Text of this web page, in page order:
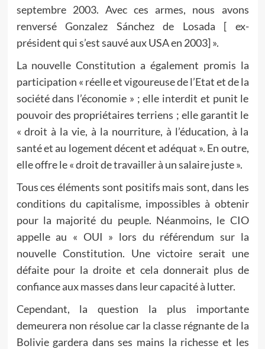
septembre 2003. Avec ces armes, nous avons
renversé Gonzalez Sánchez de Losada [ ex-
président qui s’est sauvé aux USA en 2003] ».
La nouvelle Constitution a également promis la
participation « réelle et vigoureuse de l’Etat et de la
société dans l’économie » ; elle interdit et punit le
pouvoir des propriétaires terriens ; elle garantit le
« droit à la vie, à la nourriture, à l’éducation, à la
santé et au logement décent et adéquat ». En outre,
elle offre le « droit de travailler à un salaire juste ».
Tous ces éléments sont positifs mais sont, dans les
conditions du capitalisme, impossibles à obtenir
pour la majorité du peuple. Néanmoins, le CIO
appelle au « OUI » lors du référendum sur la
nouvelle Constitution. Une victoire serait une
défaite pour la droite et cela donnerait plus de
confiance aux masses dans leur capacité à lutter.
Cependant, la question la plus importante
demeurera non résolue car la classe régnante de la
Bolivie gardera dans ses mains la richesse et les